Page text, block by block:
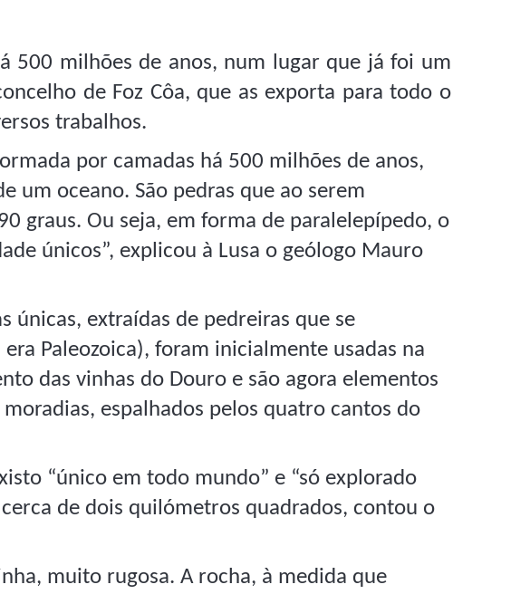
500 milhões de anos, num lugar que já foi um
de Foz Côa, que as exporta para todo o
trabalhos.
por camadas há 500 milhões de anos,
um oceano. São pedras que ao serem
graus. Ou seja, em forma de paralelepípedo, o
únicos”, explicou à Lusa o geólogo Mauro
únicas, extraídas de pedreiras que se
Paleozoica), foram inicialmente usadas na
das vinhas do Douro e são agora elementos
espalhados pelos quatro cantos do
“único em todo mundo” e “só explorado
de dois quilómetros quadrados, contou o
muito rugosa. A rocha, à medida que